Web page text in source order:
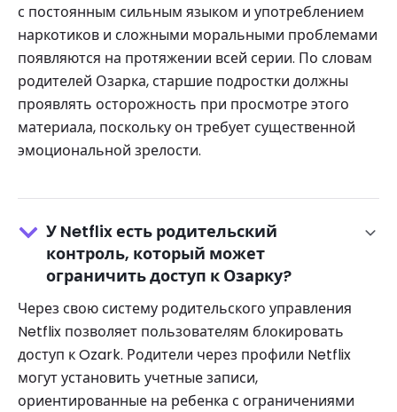
с постоянным сильным языком и употреблением
наркотиков и сложными моральными проблемами
появляются на протяжении всей серии. По словам
родителей Озарка, старшие подростки должны
проявлять осторожность при просмотре этого
материала, поскольку он требует существенной
эмоциональной зрелости.
У Netflix есть родительский
контроль, который может
ограничить доступ к Озарку?
Через свою систему родительского управления
Netflix позволяет пользователям блокировать
доступ к Ozark. Родители через профили Netflix
могут установить учетные записи,
ориентированные на ребенка с ограничениями